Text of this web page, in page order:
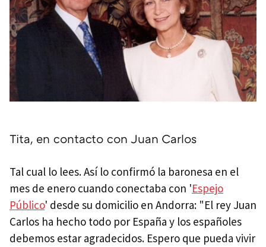
Tita, en contacto con Juan Carlos
Tal cual lo lees. Así lo confirmó la baronesa en el
mes de enero cuando conectaba con 'Espejo
Público' desde su domicilio en Andorra: "El rey Juan
Carlos ha hecho todo por España y los españoles
debemos estar agradecidos. Espero que pueda vivir